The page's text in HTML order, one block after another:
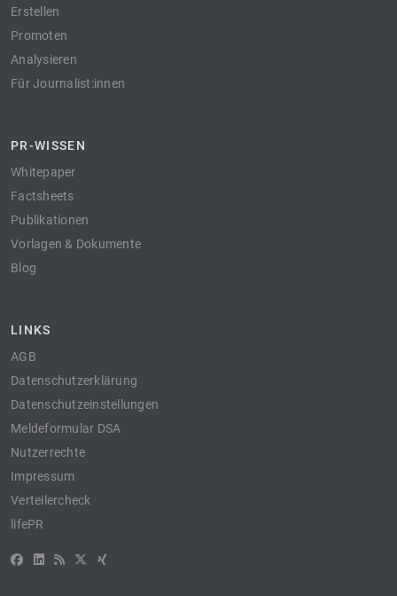
Erstellen
Promoten
Analysieren
Für Journalist:innen
PR-WISSEN
Whitepaper
Factsheets
Publikationen
Vorlagen & Dokumente
Blog
LINKS
AGB
Datenschutzerklärung
Datenschutzeinstellungen
Meldeformular DSA
Nutzerrechte
Impressum
Verteilercheck
lifePR